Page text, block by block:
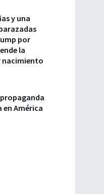
y una
por
la
nacimiento
en América